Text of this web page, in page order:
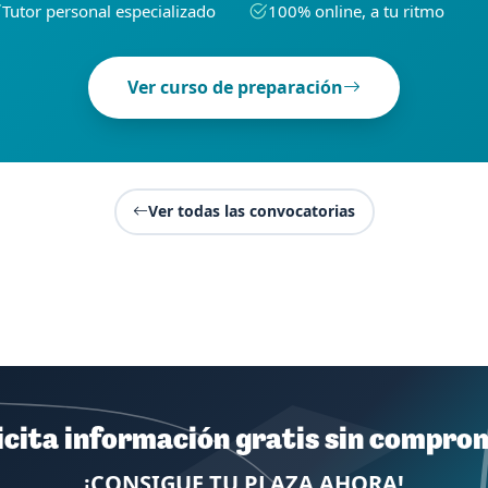
Tutor personal especializado 100% online, a tu ritmo
Ver curso de preparación
Ver todas las convocatorias
información gratis sin